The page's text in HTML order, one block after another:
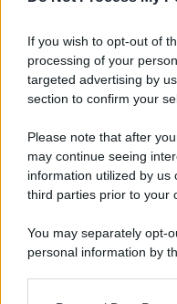
If you wish to opt-out of
processing of your
targeted advertising by
section to confirm your
Please note that after
may continue seeing
information utilized by
third parties prior to your
You may separately opt-
personal information by
Sale il
aumentano le vendite di
Circa il 20% riguarda
capi di seconda mano e
consumatori è anche il
Il caso /
Trump ha quasi
tycoon smentisce